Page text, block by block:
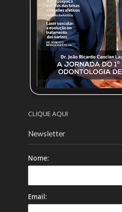
CLIQUE AQUI
Newsletter
Nome:
Email: